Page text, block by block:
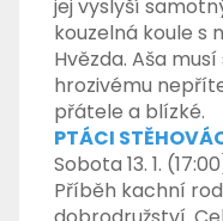
jej vyslyší
kouzelná koule s
Hvězda. Aša
hrozivému
přátele a blízké.
PTÁCI
Sobota 13. 1.
Příběh kachní